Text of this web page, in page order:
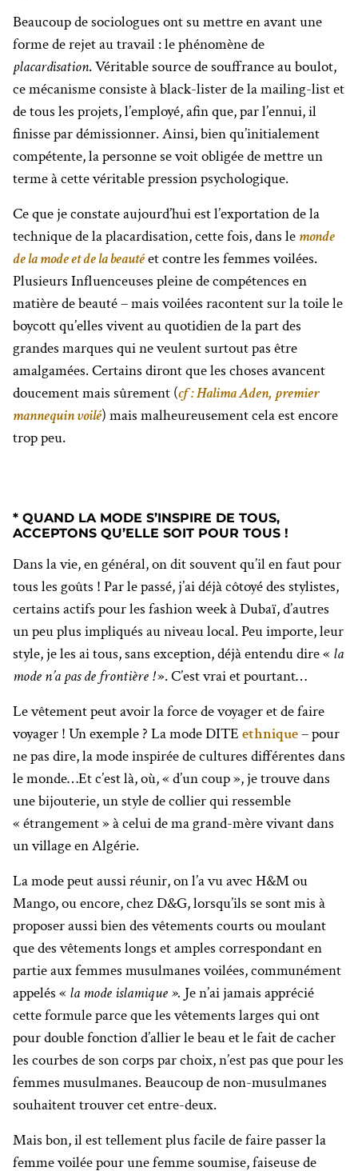
Beaucoup de sociologues ont su mettre en avant une
forme de rejet au travail : le phénomène de
placardisation. Véritable source de souffrance au boulot,
ce mécanisme consiste à black-lister de la mailing-list et
de tous les projets, l’employé, afin que, par l’ennui, il
finisse par démissionner. Ainsi, bien qu’initialement
compétente, la personne se voit obligée de mettre un
terme à cette véritable pression psychologique.
Ce que je constate aujourd’hui est l’exportation de la
technique de la placardisation, cette fois, dans le monde
de la mode et de la beautéet contre les femmes voilées.
Plusieurs Influenceuses pleine de compétences en
matière de beauté – mais voilées racontent sur la toile le
boycott qu’elles vivent au quotidien de la part des
grandes marques qui ne veulent surtout pas être
amalgamées. Certains diront que les choses avancent
doucement mais sûrement (cf : Halima Aden, premier
mannequin voilé) mais malheureusement cela est encore
trop peu.
* QUAND LA MODE S’INSPIRE DE TOUS,
ACCEPTONS QU’ELLE SOIT POUR TOUS !
Dans la vie, en général, on dit souvent qu’il en faut pour
tous les goûts ! Par le passé, j’ai déjà côtoyé des stylistes,
certains actifs pour les fashion week à Dubaï, d’autres
un peu plus impliqués au niveau local. Peu importe, leur
style, je les ai tous, sans exception, déjà entendu dire « la
mode n’a pas de frontière !».C’est vrai et pourtant…
Le vêtement peut avoir la force de voyager et de faire
voyager ! Un exemple ? La mode DITE ethnique– pour
ne pas dire, la mode inspirée de cultures différentes dans
le monde…Et c’est là, où, « d’un coup », je trouve dans
une bijouterie, un style de collier qui ressemble
« étrangement » à celui de ma grand-mère vivant dans
un village en Algérie.
La mode peut aussi réunir, on l’a vu avec H&M ou
Mango, ou encore, chez D&G, lorsqu’ils se sont mis à
proposer aussi bien des vêtements courts ou moulant
que des vêtements longs et amples correspondant en
partie aux femmes musulmanes voilées, communément
appelés « la mode islamique ». Je n’ai jamais apprécié
cette formule parce que les vêtements larges qui ont
pour double fonction d’allier le beau et le fait de cacher
les courbes de son corps par choix, n’est pas que pour les
femmes musulmanes. Beaucoup de non-musulmanes
souhaitent trouver cet entre-deux.
Mais bon, il est tellement plus facile de faire passer la
femme voilée pour une femme soumise,faiseuse de